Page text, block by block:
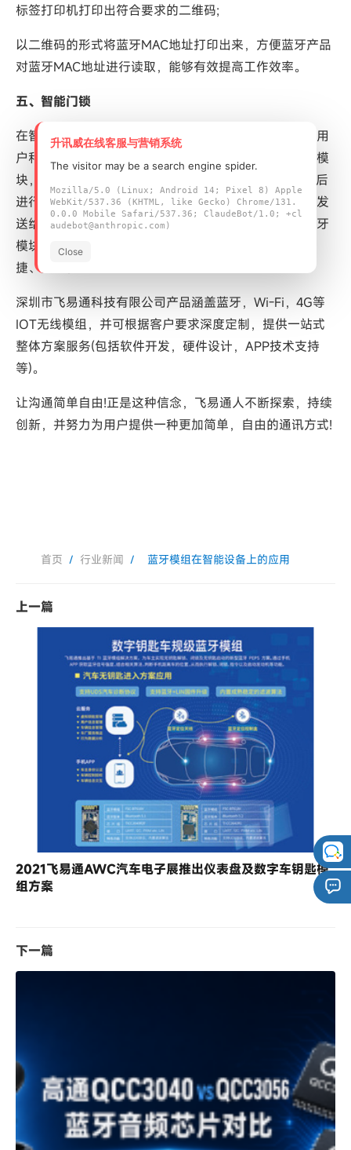
标签打印机打印出符合要求的二维码;
以二维码的形式将蓝牙MAC地址打印出来，方便蓝牙产品
对蓝牙MAC地址进行读取，能够有效提高工作效率。
五、智能门锁
在智能门锁的应用场景中，利用蓝牙技术可以满足不同用
户和权限的需求，同时确保机密性。将门锁内安装蓝牙模
块，人们可以通过APP实时读取智能锁的蓝牙信息，然后
进行配对，向服务器发送解锁请求，服务器将解锁命令发
送给手机，手机接收到解锁信息后，通过门锁里面的蓝牙
模块把指令发送给智能锁门，然后开锁，非常方便、快
捷、安全。
深圳市飞易通科技有限公司产品涵盖蓝牙，Wi-Fi，4G等
IOT无线模组，并可根据客户要求深度定制，提供一站式
整体方案服务(包括软件开发，硬件设计，APP技术支持
等)。
让沟通简单自由!正是这种信念，飞易通人不断探索，持续
创新，并努力为用户提供一种更加简单，自由的通讯方式!
首页 / 行业新闻 / 蓝牙模组在智能设备上的应用
上一篇
2021飞易通AWC汽车电子展推出仪表盘及数字车钥匙模
组方案
下一篇
升讯威在线客服与营销系统
The visitor may be a search engine spider.
Mozilla/5.0 (Linux; Android 14; Pixel 8) Apple
WebKit/537.36 (KHTML, like Gecko) Chrome/131.
0.0.0 Mobile Safari/537.36; ClaudeBot/1.0; +cl
audebot@anthropic.com)
Close